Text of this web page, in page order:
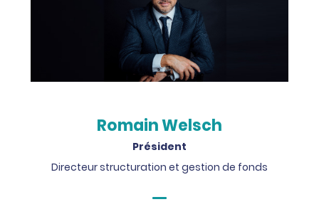
Romain Welsch
Président
Directeur structuration et gestion de fonds